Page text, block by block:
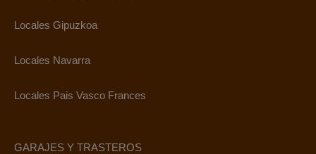
Locales Gipuzkoa
Locales Navarra
Locales Pais Vasco Frances
GARAJES Y TRASTEROS